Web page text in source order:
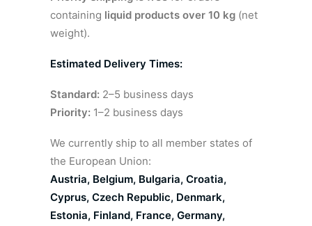
containing liquid products over 10 kg (net
weight).
Estimated Delivery Times:
Standard: 2–5 business days
Priority: 1–2 business days
We currently ship to all member states of
the European Union:
Austria, Belgium, Bulgaria, Croatia,
Cyprus, Czech Republic, Denmark,
Estonia, Finland, France, Germany,